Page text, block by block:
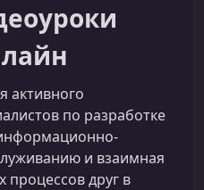
активного
по разработке
и взаимная
процессов друг в